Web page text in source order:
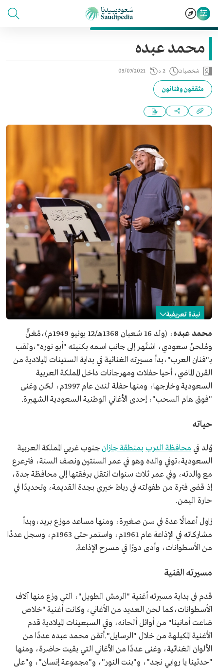
محمد عبده
شخصيات 2 د 05/07/2021
مثقفون وفنانون
نبذة تعريفية
محمد عبده
الاسم
محمد عبده.
التصنيف
ملحن ومغن سعودي.
الكنية واللقب
أبو نورة، فنان العرب.
تاريخ الميلاد
1949م.
بداية مسيرته المهنية
في الستينات الميلادية من القرن الماضي.
محمد عبده
، (ولد 16 شعبان 1368هـ/12 يونيو 1949م)،مُغنٍّ
ومُلحنٌ سعودي، اشتُهر إلى جانب اسمه بكنيته "أبو نوره"،ولقب
بـ"فنان العرب"،بدأ مسيرته الغنائية في بداية الستينات الميلادية من
القرن الماضي، أحيا حفلات ومهرجانات داخل المملكة العربية
السعودية وخارجها، ومنها حفلة لندن عام 1997م، لحّن وغنى
"فوق هام السحب"، إحدى الأغاني الوطنية السعودية الشهيرة.
حياته
وُلد في محافظة الدرب بمنطقة جازانجنوب غربي المملكة العربية
السعودية،توفي والده وهو في عمر السنتين ونصف السنة، فترعرع
مع والدته، وفي عمر ثلاث سنوات انتقل برفقتها إلى محافظة جدة،
إذ قضى فترة من طفولته في رباط خيري بجدة القديمة، وتحديدًا في
حارة اليمن.
زاول أعمالًا عدة في سن صغيرة، ومنها مساعد موزع بريد،وبدأ
مشاركاته في الإذاعة عام 1961م، واستمر حتى 1963م، وسجل عددًا
من الأسطوانات، وأدى دورًا في مسرح الإذاعة.
مسيرته الفنية
قدم في بداية مسيرته أغنية "الرمش الطويل"، التي وزع منها آلاف
الأسطوانات،كما لحن العديد من الأغاني، وكانت أغنية "خلاص
ضاعت أمانينا" من أوائل ألحانه، وفي السبعينات الميلادية قدم
الأغنية المكبلهة من خلال "الرسايل".أتقن محمد عبده عددًا من
الألوان الغنائية، وغنى عددًا من الأغاني التي بقيت حاضرة، ومنها
"حدثينا يا روابي نجد"، و"بنت النور"، و"مجموعة إنسان"، و"على